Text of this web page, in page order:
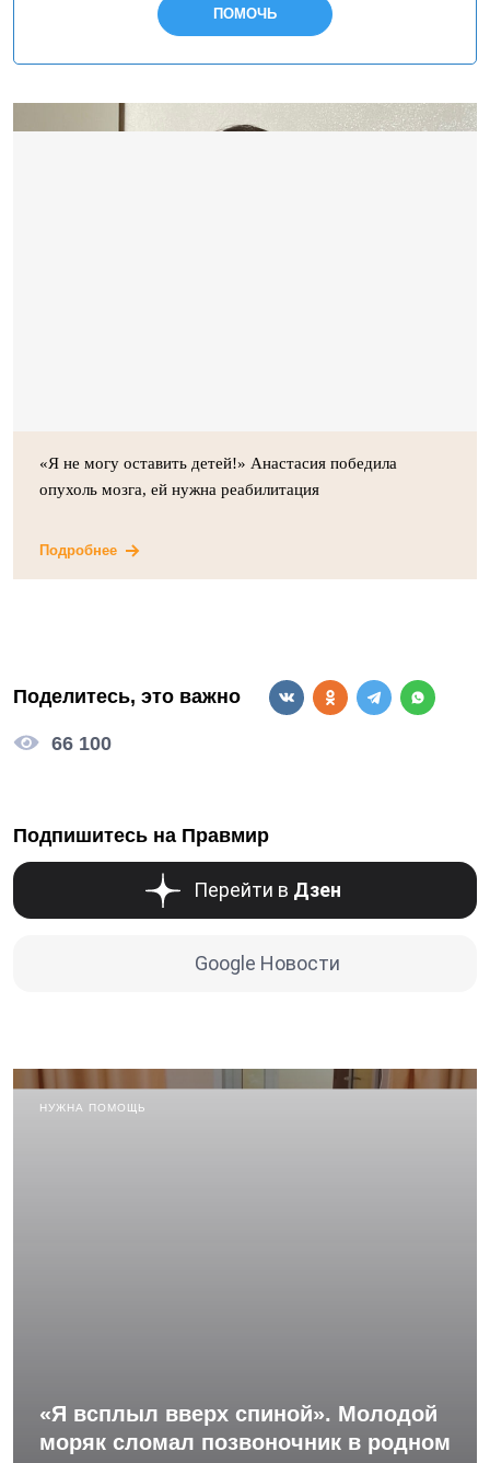
ПОМОЧЬ
«Я не могу оставить детей!» Анастасия победила
опухоль мозга, ей нужна реабилитация
Подробнее
Поделитесь, это важно
66 100
Подпишитесь на Правмир
Перейти в Дзен
Google Новости
НУЖНА ПОМОЩЬ
«Я всплыл вверх спиной». Молодой
моряк сломал позвоночник в родном